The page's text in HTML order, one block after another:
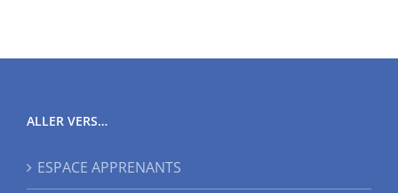
ALLER VERS…
ESPACE APPRENANTS